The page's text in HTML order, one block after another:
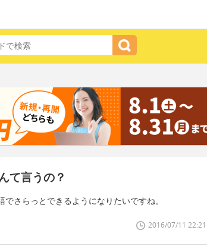
て言うの？
さらっとできるようになりたいですね。
2016/07/11 22:21